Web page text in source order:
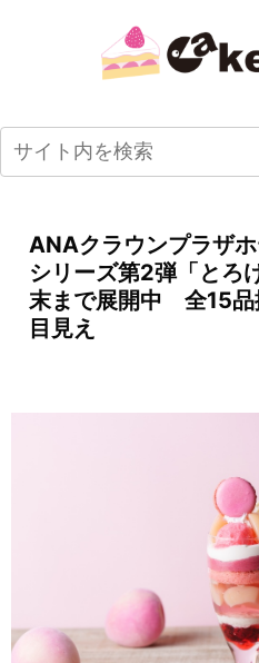
ANAクラウンプラザ
シリーズ第2弾「とろ
末まで展開中 全15品
目見え